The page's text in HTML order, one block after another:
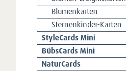
Blumenkarten
Sternenkinder-Karten
StyleCards Mini
BübsCards Mini
NaturCards